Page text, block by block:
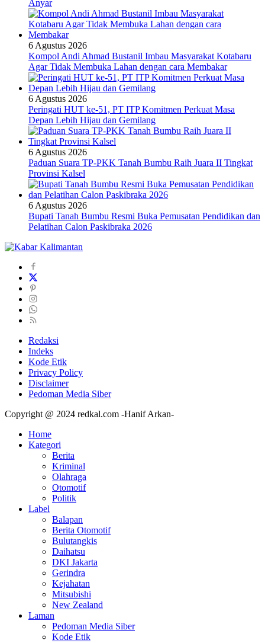
Anyar
6 Agustus 2026
Kompol Andi Ahmad Bustanil Imbau Masyarakat Kotabaru
Agar Tidak Membuka Lahan dengan cara Membakar
6 Agustus 2026
Peringati HUT ke-51, PT ITP Komitmen Perkuat Masa
Depan Lebih Hijau dan Gemilang
6 Agustus 2026
Paduan Suara TP-PKK Tanah Bumbu Raih Juara II Tingkat
Provinsi Kalsel
6 Agustus 2026
Bupati Tanah Bumbu Resmi Buka Pemusatan Pendidikan dan
Pelatihan Calon Paskibraka 2026
Redaksi
Indeks
Kode Etik
Privacy Policy
Disclaimer
Pedoman Media Siber
Copyright @ 2024 redkal.com -Hanif Arkan-
Home
Kategori
Berita
Kriminal
Olahraga
Otomotif
Politik
Label
Balapan
Berita Otomotif
Bulutangkis
Daihatsu
DKI Jakarta
Gerindra
Kejahatan
Mitsubishi
New Zealand
Laman
Pedoman Media Siber
Kode Etik